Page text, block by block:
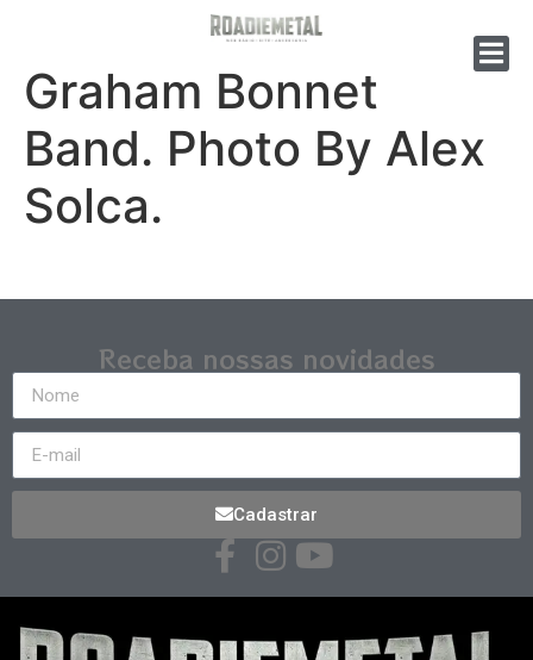
Graham Bonnet
Band. Photo By Alex
Solca.
Receba nossas novidades
Cadastrar